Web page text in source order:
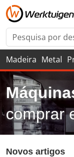
Madeira Metal
comprar
Novos artigos